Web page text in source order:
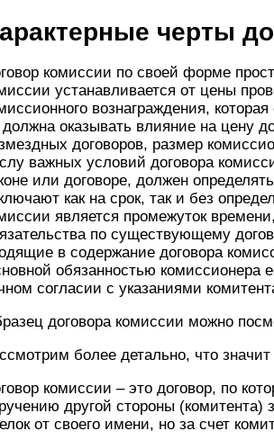
черты
комиссии по своей форме
устанавливается от цены
вознаграждения,
должна оказывать влияние на цену
договоров, размер
важных условий договора
или договоре, должен
как на срок, так и без
является промежуток
по существующему
в содержание договора
обязанностью комиссионера
согласии с указаниями
договора комиссии можно
более детально, что
комиссии – это договор, по
другой стороны (комитента)
от своего имени, но за счет